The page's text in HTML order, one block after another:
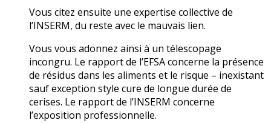
Vous citez ensuite une expertise collective de
l’INSERM, du reste avec le mauvais lien.
Vous vous adonnez ainsi à un télescopage
incongru. Le rapport de l’EFSA concerne la présence
de résidus dans les aliments et le risque – inexistant
sauf exception style cure de longue durée de
cerises. Le rapport de l’INSERM concerne
l’exposition professionnelle.